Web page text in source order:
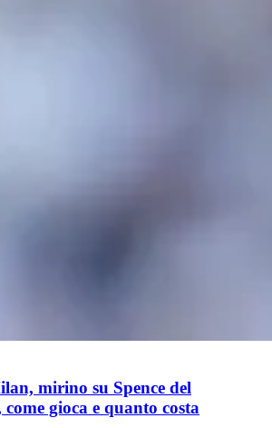
mirino su Spence del
gioca e quanto costa